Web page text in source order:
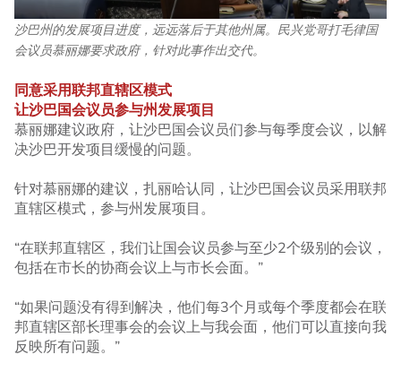
沙巴州的发展项目进度，远远落后于其他州属。民兴党哥打毛律国
会议员慕丽娜要求政府，针对此事作出交代。
同意采用联邦直辖区模式
让沙巴国会议员参与州发展项目
慕丽娜建议政府，让沙巴国会议员们参与每季度会议，以解
决沙巴开发项目缓慢的问题。
针对慕丽娜的建议，扎丽哈认同，让沙巴国会议员采用联邦
直辖区模式，参与州发展项目。
“在联邦直辖区，我们让国会议员参与至少2个级别的会议，
包括在市长的协商会议上与市长会面。”
“如果问题没有得到解决，他们每3个月或每个季度都会在联
邦直辖区部长理事会的会议上与我会面，他们可以直接向我
反映所有问题。”